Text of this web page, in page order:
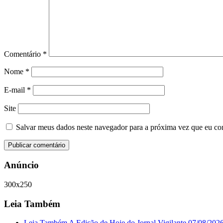
Comentário *
Nome *
E-mail *
Site
Salvar meus dados neste navegador para a próxima vez que eu
Anúncio
300x250
Leia Também